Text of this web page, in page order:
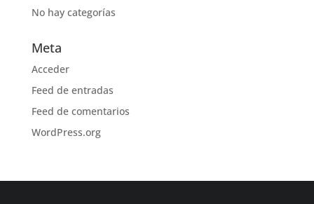
No hay categorías
Meta
Acceder
Feed de entradas
Feed de comentarios
WordPress.org